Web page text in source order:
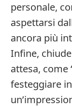
personale,
aspettarsi
ancora più
Infine,
attesa, come
festeggiare